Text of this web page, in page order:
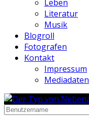
Leben
Literatur
Musik
Blogroll
Fotografen
Kontakt
Impressum
Mediadaten